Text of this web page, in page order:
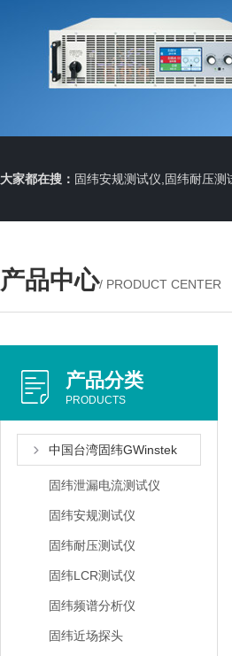
大家都在搜： 固纬安规测试仪,固纬耐压测
产品中心/ PRODUCT CENTER
产品分类
PRODUCTS
中国台湾固纬GWinstek
固纬泄漏电流测试仪
固纬安规测试仪
固纬耐压测试仪
固纬LCR测试仪
固纬频谱分析仪
固纬近场探头